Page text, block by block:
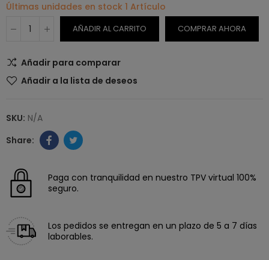
Últimas unidades en stock 1 Artículo
AÑADIR AL CARRITO COMPRAR AHORA
Añadir para comparar
Añadir a la lista de deseos
SKU: N/A
Paga con tranquilidad en nuestro TPV virtual 100%
seguro.
Los pedidos se entregan en un plazo de 5 a 7 días
laborables.